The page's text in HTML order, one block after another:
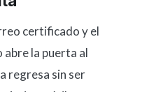
certificado y el
abre la puerta al
regresa sin ser